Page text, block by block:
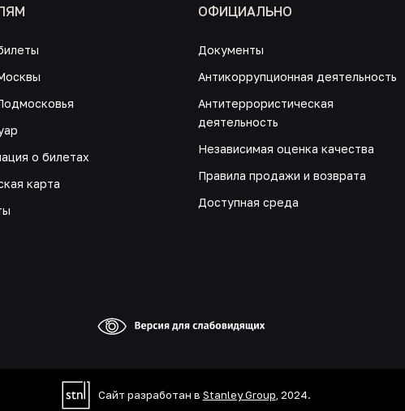
о билетах
карта
ОФИЦИАЛЬНО
Документы
Антикоррупционная деятельность
Антитеррористическая
деятельность
Независимая оценка качества
Правила продажи и возврата
Доступная среда
Сайт разработан в Stanley Group, 2024.